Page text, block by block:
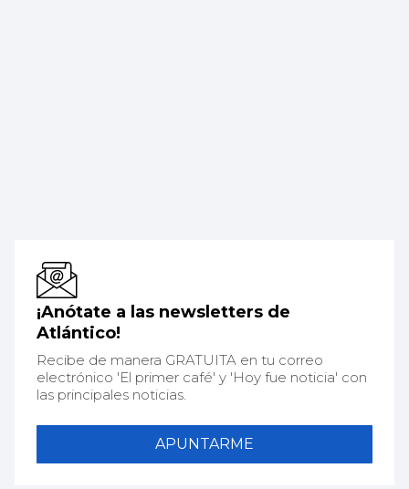
¡Anótate a las newsletters de
Atlántico!
Recibe de manera GRATUITA en tu correo
electrónico 'El primer café' y 'Hoy fue noticia' con
las principales noticias.
APUNTARME